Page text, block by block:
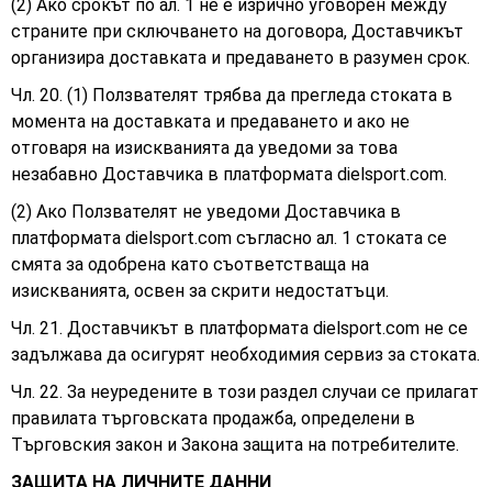
(2) Ако срокът по ал. 1 не е изрично уговорен между
страните при сключването на договора, Доставчикът
организира доставката и предаването в разумен срок.
Чл. 20. (1) Ползвателят трябва да прегледа стоката в
момента на доставката и предаването и ако не
отговаря на изискванията да уведоми за това
незабавно Доставчика в платформата dielsport.com.
(2) Ако Ползвателят не уведоми Доставчика в
платформата dielsport.com съгласно ал. 1 стоката се
смята за одобрена като съответстваща на
изискванията, освен за скрити недостатъци.
Чл. 21. Доставчикът в платформата dielsport.com не се
задължава да осигурят необходимия сервиз за стоката.
Чл. 22. За неуредените в този раздел случаи се прилагат
правилата търговската продажба, определени в
Търговския закон и Закона защита на потребителите.
ЗАЩИТА НА ЛИЧНИТЕ ДАННИ